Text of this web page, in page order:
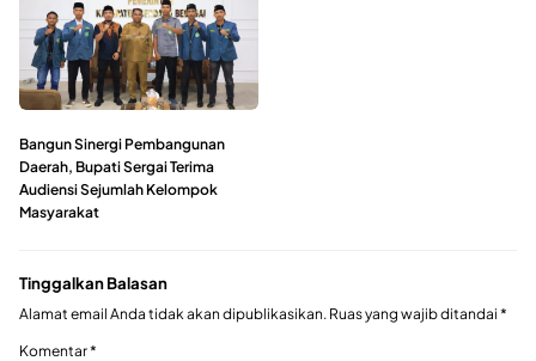
Bangun Sinergi Pembangunan
Daerah, Bupati Sergai Terima
Audiensi Sejumlah Kelompok
Masyarakat ‎
Tinggalkan Balasan
Alamat email Anda tidak akan dipublikasikan. Ruas yang wajib ditandai *
Komentar*